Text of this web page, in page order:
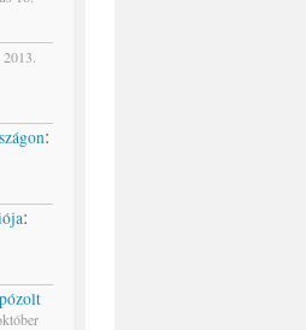
2013.
:
: